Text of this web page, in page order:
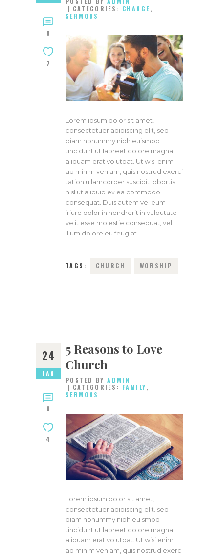
0
7
CATEGORIES: CHANGE,
SERMONS
Lorem ipsum dolor sit amet,
consectetuer adipiscing elit, sed
diam nonummy nibh euismod
tincidunt ut laoreet dolore magna
aliquam erat volutpat. Ut wisi enim
ad minim veniam, quis nostrud exerci
tation ullamcorper suscipit lobortis
nisl ut aliquip ex ea commodo
consequat. Duis autem vel eum
iriure dolor in hendrerit in vulputate
velit esse molestie consequat, vel
illum dolore eu feugiat…
TAGS: CHURCH WORSHIP
24
JAN
0
4
5 Reasons to Love
Church
POSTED BYADMIN
CATEGORIES: FAMILY,
SERMONS
Lorem ipsum dolor sit amet,
consectetuer adipiscing elit, sed
diam nonummy nibh euismod
tincidunt ut laoreet dolore magna
aliquam erat volutpat. Ut wisi enim
ad minim veniam, quis nostrud exerci